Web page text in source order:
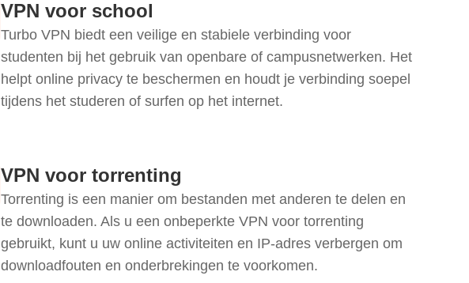
VPN voor school
Turbo VPN biedt een veilige en stabiele verbinding voor
studenten bij het gebruik van openbare of campusnetwerken. Het
helpt online privacy te beschermen en houdt je verbinding soepel
tijdens het studeren of surfen op het internet.
VPN voor torrenting
Torrenting is een manier om bestanden met anderen te delen en
te downloaden. Als u een onbeperkte VPN voor torrenting
gebruikt, kunt u uw online activiteiten en IP-adres verbergen om
downloadfouten en onderbrekingen te voorkomen.